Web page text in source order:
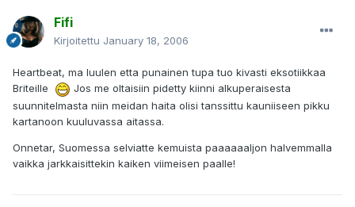
Fifi
Kirjoitettu January 18, 2006
Heartbeat, ma luulen etta punainen tupa tuo kivasti eksotiikkaa
Briteille
Jos me oltaisiin pidetty kiinni alkuperaisesta
suunnitelmasta niin meidan haita olisi tanssittu kauniiseen pikku
kartanoon kuuluvassa aitassa.
Onnetar, Suomessa selviatte kemuista paaaaaaljon halvemmalla
vaikka jarkkaisittekin kaiken viimeisen paalle!